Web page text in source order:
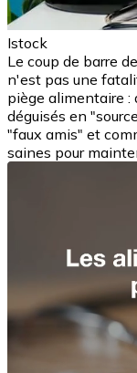
Istock
Le coup de barre
n'est pas une
piège alimentaire :
déguisés en
"faux amis" et
saines pour